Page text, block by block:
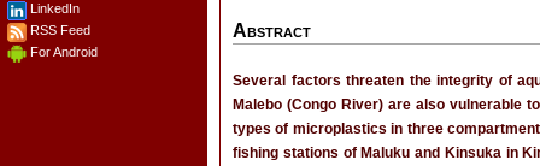
LinkedIn
RSS Feed
For Android
Abstract
Several factors threaten the integrity of
Malebo (Congo River) are also vulnerable
types of microplastics in three
fishing stations of Maluku and Kinsuka in